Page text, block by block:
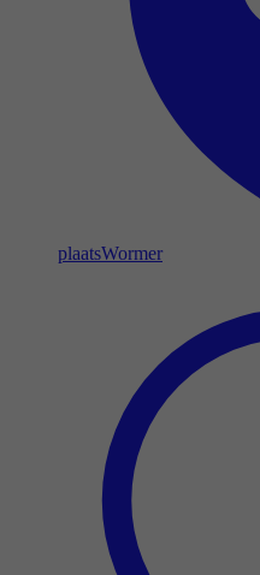
plaatsWormer